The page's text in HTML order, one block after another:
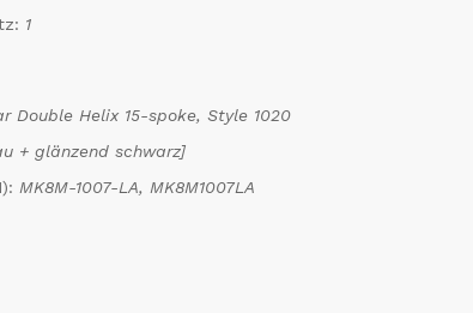
1
Double Helix 15-spoke, Style 1020
+ glänzend schwarz]
MK8M-1007-LA, MK8M1007LA